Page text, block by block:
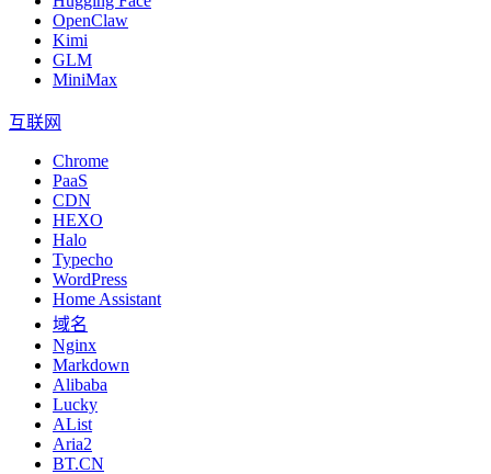
OpenClaw
Kimi
GLM
MiniMax
互联网
Chrome
PaaS
CDN
HEXO
Halo
Typecho
WordPress
Home Assistant
域名
Nginx
Markdown
Alibaba
Lucky
AList
Aria2
BT.CN